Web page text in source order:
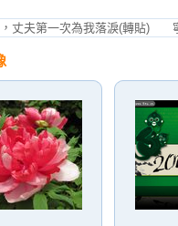
丈夫第一次為我落淚(轉貼)